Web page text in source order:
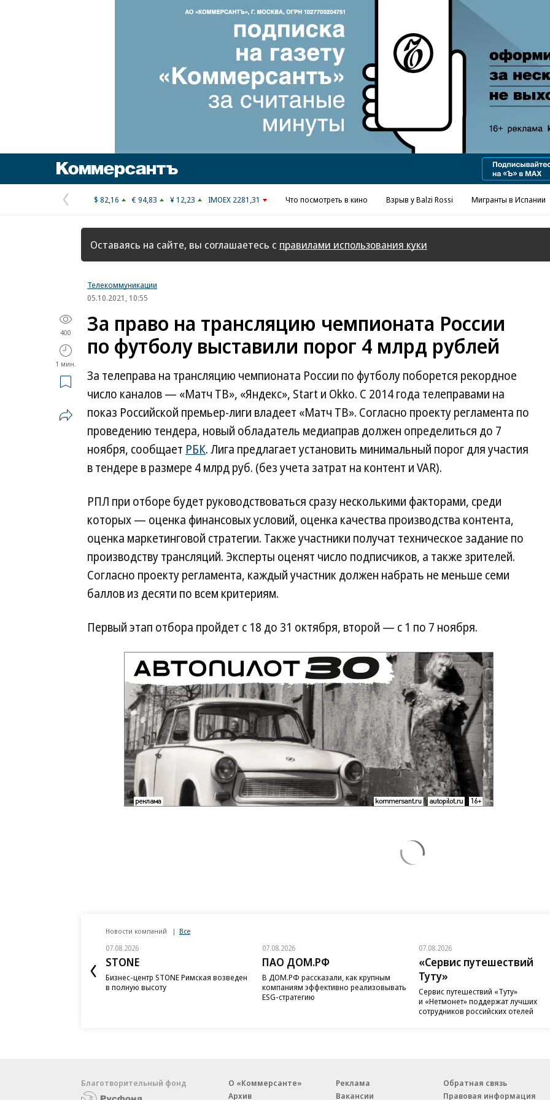
Реклама в «Ъ» www.kommersant.ru/ad
Предыдущая
страница
$ 82,16 € 94,83 ¥ 12,23 IMOEX 2281,31 Что посмотреть в кино Взрыв у Balzi Rossi Мигранты в Испании
Оставаясь на сайте, вы соглашаетесь с правилами использования куки
Телекоммуникации
05.10.2021, 10:55
400
1 мин.
За право на трансляцию чемпионата России
по футболу выставили порог 4 млрд рублей
За телеправа на трансляцию чемпионата России по футболу поборется рекордное
число каналов — «Матч ТВ», «Яндекс», Start и Okko. С 2014 года телеправами на
показ Российской премьер-лиги владеет «Матч ТВ». Согласно проекту регламента по
проведению тендера, новый обладатель медиаправ должен определиться до 7
ноября, сообщает РБК. Лига предлагает установить минимальный порог для участия
в тендере в размере 4 млрд руб. (без учета затрат на контент и VAR).
РПЛ при отборе будет руководствоваться сразу несколькими факторами, среди
которых — оценка финансовых условий, оценка качества производства контента,
оценка маркетинговой стратегии. Также участники получат техническое задание по
производству трансляций. Эксперты оценят число подписчиков, а также зрителей.
Согласно проекту регламента, каждый участник должен набрать не меньше семи
баллов из десяти по всем критериям.
Первый этап отбора пройдет с 18 до 31 октября, второй — с 1 по 7 ноября.
Новости компаний Все
07.08.2026
STONE
Бизнес-центр STONE Римская возведен
в полную высоту
07.08.2026
ПАО ДОМ.РФ
В ДОМ.РФ рассказали, как крупным
компаниям эффективно реализовывать
ESG-стратегию
07.08.2026
«Сервис путешествий
Туту»
Сервис путешествий «Туту»
и «Нетмонет» поддержат лучших
сотрудников российских отелей
Благотворительный фонд
О «Коммерсанте»
Архив
Реклама
Вакансии
Обратная связь
Правовая информация